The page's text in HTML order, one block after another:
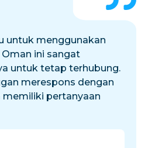
untuk menggunakan
ini sangat
untuk tetap terhubung.
merespons dengan
pertanyaan